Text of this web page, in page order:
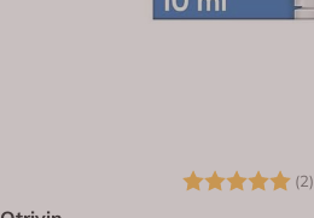
Gratis frakt > kr 695,-
Karakter: (2)